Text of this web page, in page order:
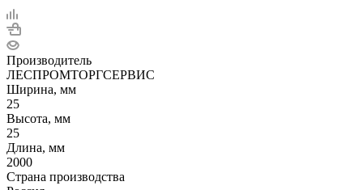
Производитель
ЛЕСПРОМТОРГСЕРВИС
Ширина, мм
25
Высота, мм
25
Длина, мм
2000
Страна производства